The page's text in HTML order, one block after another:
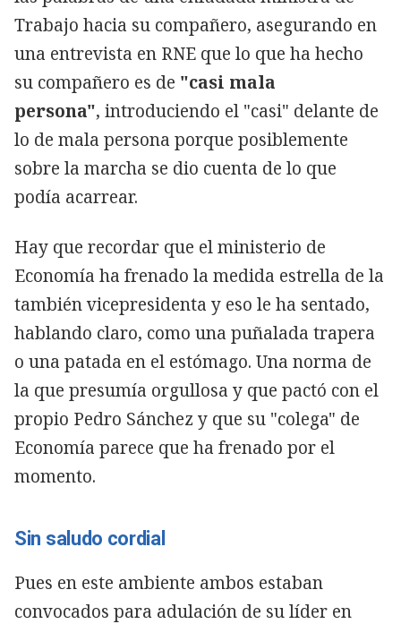
Trabajo hacia su compañero, asegurando en
una entrevista en RNE que lo que ha hecho
su compañero es de "casi mala
persona", introduciendo el "casi" delante de
lo de mala persona porque posiblemente
sobre la marcha se dio cuenta de lo que
podía acarrear.
Hay que recordar que el ministerio de
Economía ha frenado la medida estrella de la
también vicepresidenta y eso le ha sentado,
hablando claro, como una puñalada trapera
o una patada en el estómago. Una norma de
la que presumía orgullosa y que pactó con el
propio Pedro Sánchez y que su "colega" de
Economía parece que ha frenado por el
momento.
Sin saludo cordial
Pues en este ambiente ambos estaban
convocados para adulación de su líder en